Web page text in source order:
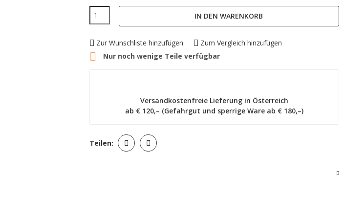
IN DEN WARENKORB
Zur Wunschliste hinzufügen Zum Vergleich hinzufügen
 Nur noch wenige Teile verfügbar
Versandkostenfreie Lieferung in Österreich
ab € 120,– (Gefahrgut und sperrige Ware ab € 180,–)
Teilen: